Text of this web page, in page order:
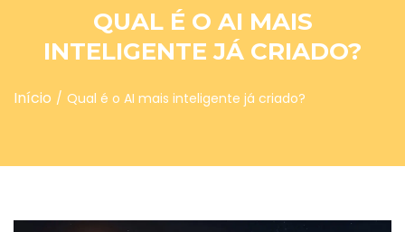
QUAL É O AI MAIS
INTELIGENTE JÁ CRIADO?
Início Qual é o AI mais inteligente já criado?